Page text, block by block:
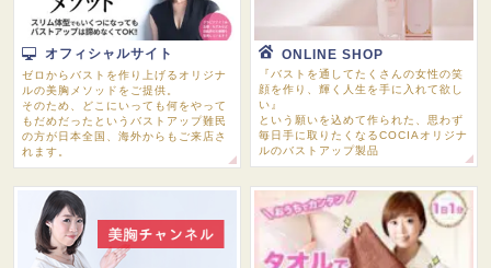
オフィシャルサイト
ゼロからバストを作り上げるオリジナ
ルの美胸メソッドをご提供。
そのため、どこにいっても何をやって
もだめだったというバストアップ難民
の方が日本全国、海外からもご来店さ
れます。
ONLINE SHOP
『バストを通してたくさんの女性の笑
顔を作り、輝く人生を手に入れて欲し
い』
という願いを込めて作られた、思わず
毎日手に取りたくなるCOCIAオリジナ
ルのバストアップ製品